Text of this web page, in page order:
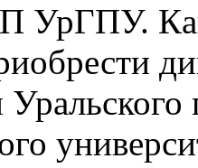
Кaк